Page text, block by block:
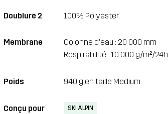
Doublure 2 100% Polyester
Membrane
Colonne d'eau : 20 000 mm
Respirabilité : 10 000 g/m²/24h
Poids 940 g en taille Medium
Conçu pour SKI ALPIN